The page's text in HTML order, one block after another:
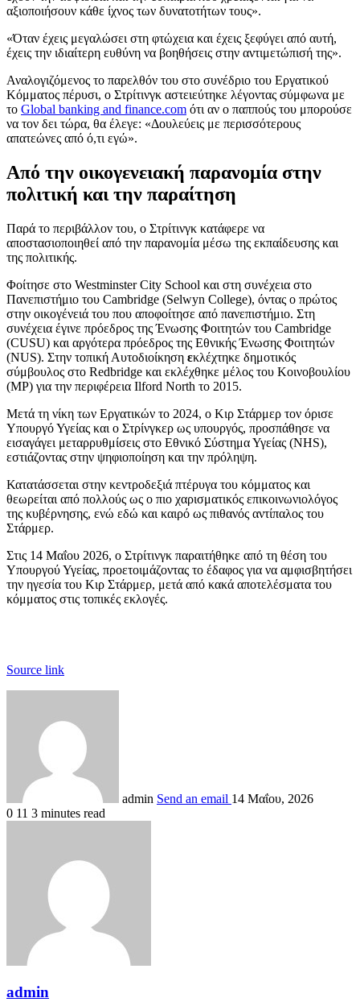
αξιοποιήσουν κάθε ίχνος των δυνατοτήτων τους».
«Όταν έχεις μεγαλώσει στη φτώχεια και έχεις ξεφύγει από αυτή,
έχεις την ιδιαίτερη ευθύνη να βοηθήσεις στην αντιμετώπισή της».
Αναλογιζόμενος το παρελθόν του στο συνέδριο του Εργατικού
Κόμματος πέρυσι, ο Στρίτινγκ αστειεύτηκε λέγοντας σύμφωνα με
το Global banking and finance.com ότι αν ο παππούς του μπορούσε
να τον δει τώρα, θα έλεγε: «Δουλεύεις με περισσότερους
απατεώνες από ό,τι εγώ».
Από την οικογενειακή παρανομία στην
πολιτική και την παραίτηση
Παρά το περιβάλλον του, ο Στρίτινγκ κατάφερε να
αποστασιοποιηθεί από την παρανομία μέσω της εκπαίδευσης και
της πολιτικής.
Φοίτησε στο Westminster City School και στη συνέχεια στο
Πανεπιστήμιο του Cambridge (Selwyn College), όντας ο πρώτος
στην οικογένειά του που αποφοίτησε από πανεπιστήμιο. Στη
συνέχεια έγινε πρόεδρος της Ένωσης Φοιτητών του Cambridge
(CUSU) και αργότερα πρόεδρος της Εθνικής Ένωσης Φοιτητών
(NUS). Στην τοπική Αυτοδιοίκηση εκλέχτηκε δημοτικός
σύμβουλος στο Redbridge και εκλέχθηκε μέλος του Κοινοβουλίου
(MP) για την περιφέρεια Ilford North το 2015.
Μετά τη νίκη των Εργατικών το 2024, ο Κιρ Στάρμερ τον όρισε
Υπουργό Υγείας και ο Στρίνγκερ ως υπουργός, προσπάθησε να
εισαγάγει μεταρρυθμίσεις στο Εθνικό Σύστημα Υγείας (NHS),
εστιάζοντας στην ψηφιοποίηση και την πρόληψη.
Κατατάσσεται στην κεντροδεξιά πτέρυγα του κόμματος και
θεωρείται από πολλούς ως ο πιο χαρισματικός επικοινωνιολόγος
της κυβέρνησης, ενώ εδώ και καιρό ως πιθανός αντίπαλος του
Στάρμερ.
Στις 14 Μαΐου 2026, ο Στρίτινγκ παραιτήθηκε από τη θέση του
Υπουργού Υγείας, προετοιμάζοντας το έδαφος για να αμφισβητήσει
την ηγεσία του Κιρ Στάρμερ, μετά από κακά αποτελέσματα του
κόμματος στις τοπικές εκλογές.
Source link
admin Send an email 14 Μαΐου, 2026
0 11 3 minutes read
admin